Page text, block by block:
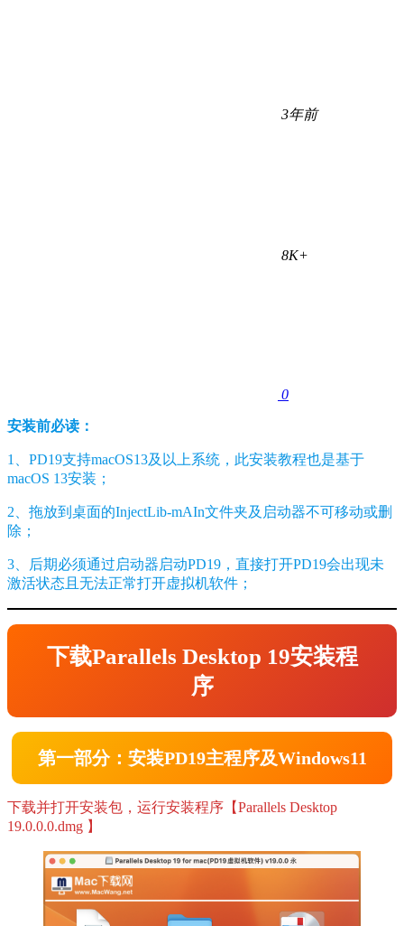
3年前
8K+
0
安装前必读：
1、PD19支持macOS13及以上系统，此安装教程也是基于
macOS 13安装；
2、拖放到桌面的InjectLib-mAIn文件夹及启动器不可移动或删
除；
3、后期必须通过启动器启动PD19，直接打开PD19会出现未
激活状态且无法正常打开虚拟机软件；
下载Parallels Desktop 19安装程
序
第一部分：安装PD19主程序及Windows11
下载并打开安装包，运行安装程序【Parallels Desktop
19.0.0.0.dmg 】